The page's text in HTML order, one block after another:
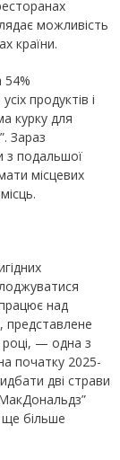
можливість
країни.
54%
продуктів і
курку для
Зараз
з подальшої
місцевих
над
представлене
році, — одна з
початку 2025-
дві страви
більше